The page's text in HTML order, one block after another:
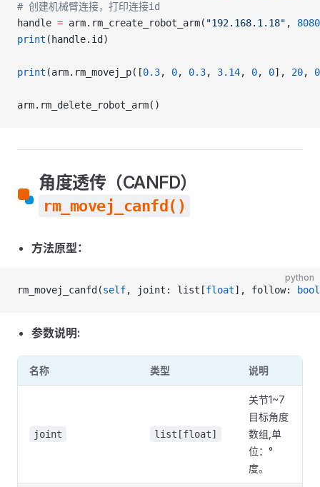
# 创建机械臂连接，打印连接id
handle = arm.rm_create_robot_arm( "192.168.1.18" , 8080
print (handle.id)
print (arm.rm_movej_p([0.3, 0, 0.3, 3.14, 0, 0], 20, 0
arm.rm_delete_robot_arm()
角度透传（CANFD）
rm_movej_canfd()
方法原型：
python
rm_movej_canfd(self, joint: list[float], follow: bool
参数说明:
名称 类型 说明
joint list[float]
关节1~7
目标角度
数组,单
位：°
度。